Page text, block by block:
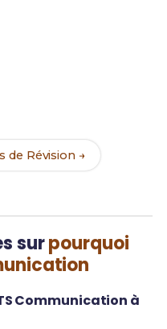
de Révision →
surpourquoi
Communication à